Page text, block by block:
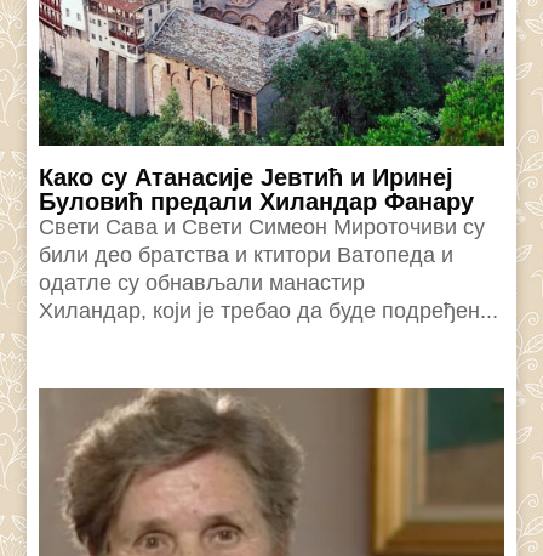
Како су Атанасије Јевтић и Иринеј
Буловић предали Хиландар Фанару
Свети Сава и Свети Симеон Мироточиви су
били део братства и ктитори Ватопеда и
одатле су обнављали манастир
Хиландар, који је требао да буде подређен...